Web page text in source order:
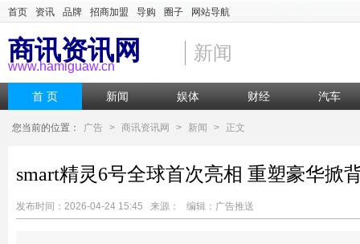
首页 资讯 品牌 招商加盟 导购 圈子 网站导航
商讯资讯网
www.hamiguaw.cn
新闻
首 页 新闻 娱体 财经 汽车
您当前的位置： 广告 > 商讯资讯网 > 新闻 > 正文
smart精灵6号全球首次亮相 重塑豪华掀
发布时间：2026-04-24 15:45 来源： 编辑：广告推送